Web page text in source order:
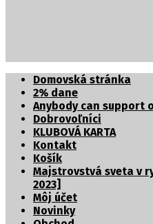
Domovská stránka
2% dane
Anybody can support
Dobrovoľníci
KLUBOVÁ KARTA
Kontakt
Košík
Majstrovstvá sveta v
2023]
Môj účet
Novinky